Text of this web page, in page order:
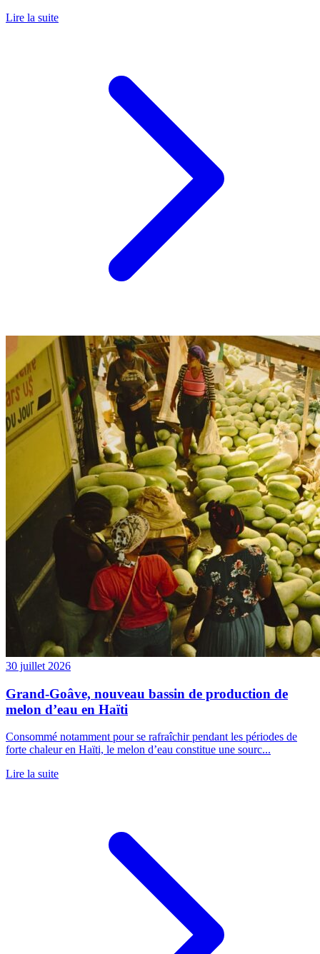
Lire la suite
30 juillet 2026
Grand-Goâve, nouveau bassin de production de
melon d’eau en Haïti
Consommé notamment pour se rafraîchir pendant les périodes de
forte chaleur en Haïti, le melon d’eau constitue une sourc...
Lire la suite